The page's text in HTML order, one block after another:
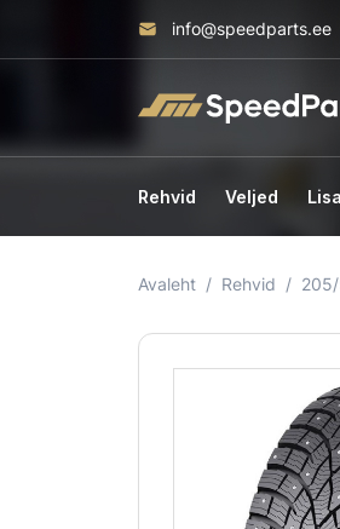
info@speedparts.ee
Rehvid Veljed
Avaleht Rehvid